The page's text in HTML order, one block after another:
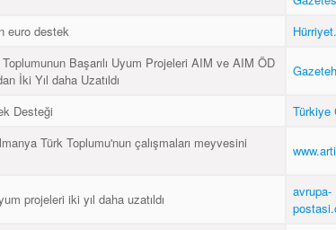
euro destek
Başarılı Uyum Projeleri AIM ve AIM ÖD
İki Yıl daha Uzatıldı
Desteği Türkiye
Türk Toplumu'nun çalışmaları meyvesini
projeleri iki yıl daha uzatıldı
avrupa-